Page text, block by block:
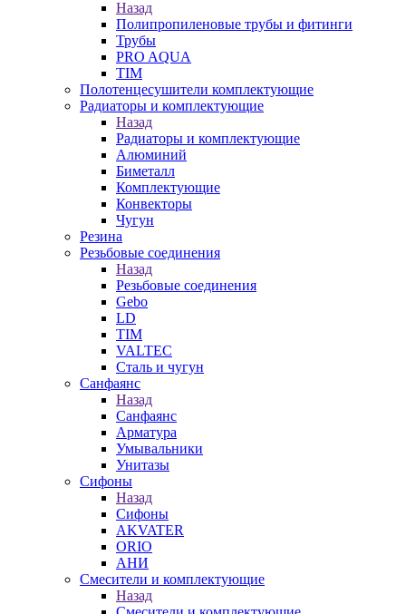
Назад
Полипропиленовые трубы и фитинги
Трубы
PRO AQUA
TIM
Полотенцесушители комплектующие
Радиаторы и комплектующие
Назад
Радиаторы и комплектующие
Алюминий
Биметалл
Комплектующие
Конвекторы
Чугун
Резина
Резьбовые соединения
Назад
Резьбовые соединения
Gebo
LD
TIM
VALTEC
Сталь и чугун
Санфаянс
Назад
Санфаянс
Арматура
Умывальники
Унитазы
Сифоны
Назад
Сифоны
AKVATER
ORIO
АНИ
Смесители и комплектующие
Назад